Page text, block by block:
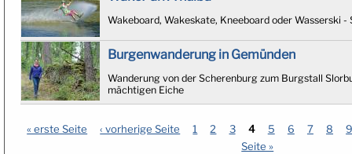
Wakeboard, Wakeskate, Kneeboard oder Wasserski -
Burgenwanderung in Gemünden
Wanderung von der Scherenburg zum Burgstall
mächtigen Eiche
« erste Seite ‹ vorherige Seite 1 2 3 4 5 6 7 8
Seite »